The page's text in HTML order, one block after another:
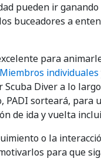
pueden ir
buceadores a
para
Miembros individuales
Diver a lo
sorteará,
de ida y vuelta
o la
para que